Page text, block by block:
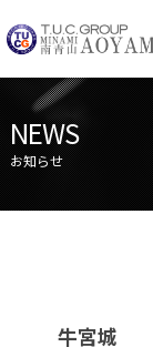
NEWS
お知らせ
牛宮城